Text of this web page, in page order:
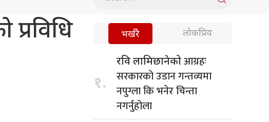
प्रविधि
भर्खरै लोकप्रिय
१.
रवि लामिछानेकोआग्रहः
सरकारको उडान गन्तव्यमा
नपुग्ला कि भनेर चिन्ता
नगर्नुहोला